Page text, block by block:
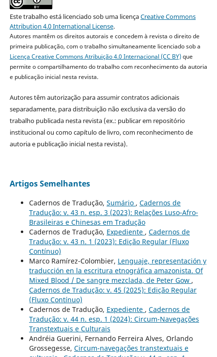
Este trabalho está licenciado sob uma licençaCreative Commons
Attribution 4.0 International License.
Autores mantêm os direitos autorais e concedem à revista o direito de
primeira publicação, com o trabalho simultaneamente licenciado sob a
Licença Creative Commons Atribuição 4.0 Internacional (CC BY)que
permite o compartilhamento do trabalho com reconhecimento da autoria
e publicação inicial nesta revista.
Autores têm autorização para assumir contratos adicionais
separadamente, para distribuição não exclusiva da versão do
trabalho publicada nesta revista (ex.: publicar em repositório
institucional ou como capítulo de livro, com reconhecimento de
autoria e publicação inicial nesta revista).
Artigos Semelhantes
Cadernos de Tradução, Sumário , Cadernos de
Tradução: v. 43 n. esp. 3 (2023): Relações Luso-Afro-
Brasileiras e Chinesas em Tradução
Cadernos de Tradução, Expediente , Cadernos de
Tradução: v. 43 n. 1 (2023): Edição Regular (Fluxo
Contínuo)
Marco Ramírez-Colombier, Lenguaje, representación y
traducción en la escritura etnográfica amazonista. Of
Mixed Blood / De sangre mezclada, de Peter Gow ,
Cadernos de Tradução: v. 45 (2025): Edição Regular
(Fluxo Contínuo)
Cadernos de Tradução, Expediente , Cadernos de
Tradução: v. 44 n. esp. 1 (2024): Circum-Navegações
Transtextuais e Culturais
Andréia Guerini, Fernando Ferreira Alves, Orlando
Grossegesse, Circum-navegações transtextuais e